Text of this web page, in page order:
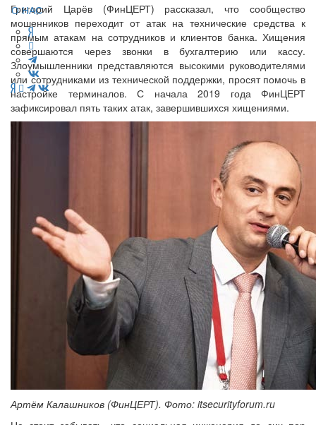
О НАС
Григорий Царёв (ФинЦЕРТ) рассказал, что сообщество
мошенников переходит от атак на технические средства к
прямым атакам на сотрудников и клиентов банка. Хищения
совершаются через звонки в бухгалтерию или кассу.
Злоумышленники представляются высокими руководителями
или сотрудниками из технической поддержки, просят помочь в
настройке терминалов. С начала 2019 года ФинЦЕРТ
зафиксировал пять таких атак, завершившихся хищениями.
Артём Калашников (ФинЦЕРТ). Фото: itsecurityforum.ru